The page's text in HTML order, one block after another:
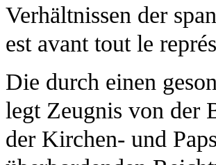
Verhältnissen der
est avant tout le
Die durch einen
legt Zeugnis von der
der Kirchen- und